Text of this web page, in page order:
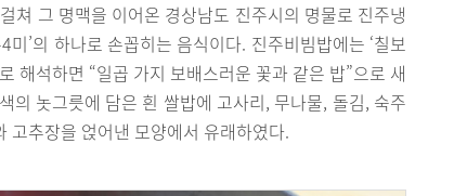
쳐 그 명맥을 이어온 경상남도 진주시의 명물로 진주냉
’의 하나로 손꼽히는 음식이다. 진주비빔밥에는 ‘칠보
해석하면 “일곱 가지 보배스러운 꽃과 같은 밥”으로 새
의 놋그릇에 담은 흰 쌀밥에 고사리, 무나물, 돌김, 숙주
고추장을 얹어낸 모양에서 유래하였다.